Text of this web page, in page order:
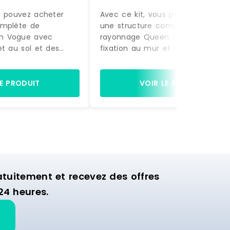
pouvez acheter
de
Vogue avec
au sol et des
être montée.
et de 2 bras
structure est
PRODUIT
Avec ce kit, vous pouvez acheter
une structure complète de
rayonnage Queen Vogue avec
fixation au mur et au sol et des
la photo, prête à être montée.
Equipée de 4 étagères et de 2
de suspension, cette structure
VOIR LE PRODUIT
et recevez des offres
heures.